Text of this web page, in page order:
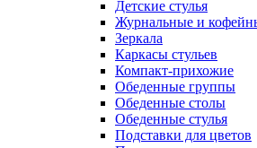
Детские стулья
Журнальные и
Зеркала
Каркасы стульев
Компакт-прихожие
Обеденные группы
Обеденные столы
Обеденные стулья
Подставки для цветов